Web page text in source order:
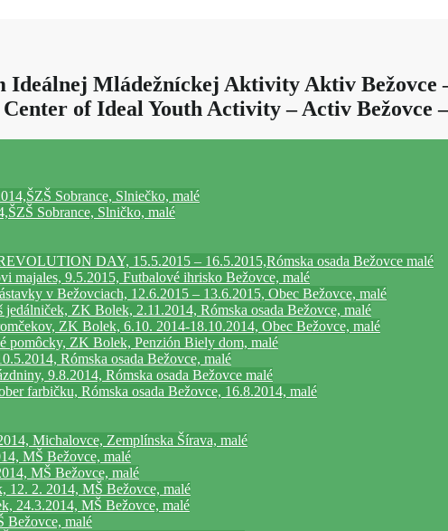
Ideálnej Mládežníckej Aktivity Aktiv Bežovce
of Ideal Youth Activity – Activ Bežovce
Sobrance, Slniečko, malé
Sobrance, Slničko, malé
DAY, 15.5.2015 – 16.5.2015,Rómska osada Bežovce malé
majales, 9.5.2015, Futbalové ihrisko Bežovce, malé
v Bežovciach, 12.6.2015 – 13.6.2015, Obec Bežovce, malé
jedálniček, ZK Bolek, 2.11.2014, Rómska osada Bežovce, malé
ZK Bolek, 6.10. 2014-18.10.2014, Obec Bežovce, malé
pomôcky, ZK Bolek, Penzión Biely dom, malé
Rómska osada Bežovce, malé
9.8.2014, Rómska osada Bežovce malé
farbičku, Rómska osada Bežovce, 16.8.2014, malé
Michalovce, Zemplínska Šírava, malé
MŠ Bežovce, malé
MŠ Bežovce, malé
12. 2. 2014, MŠ Bežovce, malé
24.3.2014, MŠ Bežovce, malé
malé